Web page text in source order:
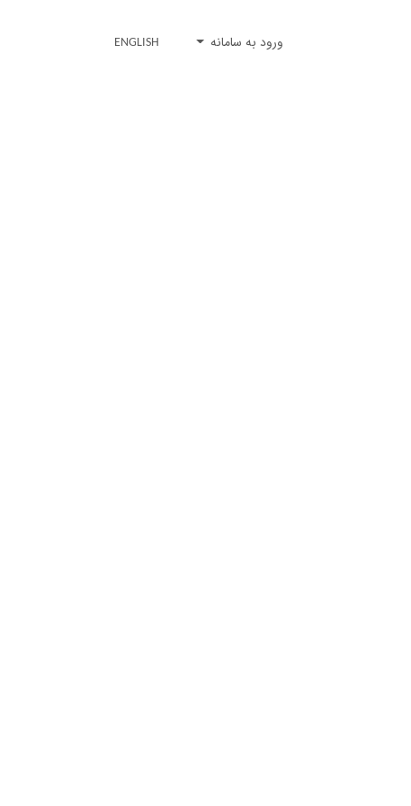
ورود به سامانه ENGLISH